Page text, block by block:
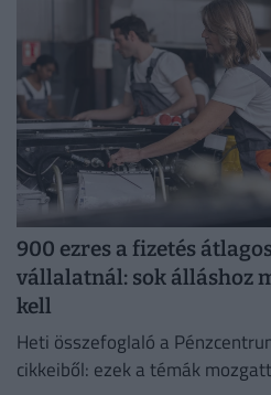
900 ezres a fizetés
vállalatnál: sok álláshoz
kell
Heti összefoglaló a
cikkeiből: ezek a témák